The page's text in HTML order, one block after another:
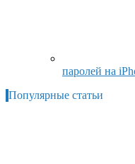
паролей на
Популярные статьи